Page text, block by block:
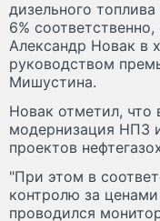
дизельного
6%
Александр Новак в
руководством
Мишустина.
Новак отметил, что
модернизация НПЗ
проектов
"При этом в
контролю за
проводился